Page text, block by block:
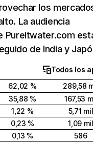
los
La audiencia
Pureitwater.com
de India y
Todos los
62,02 %
289,58
35,88 %
167,53
1,22 %
5,71 mil
0,23 %
1,09 mil
0,13 % 586